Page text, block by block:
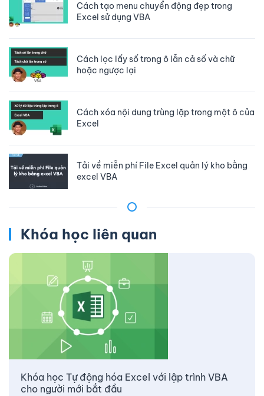
Cách tạo menu chuyển động đẹp trong
Excel sử dụng VBA
Cách lọc lấy số trong ô lẫn cả số và chữ
hoặc ngược lại
Cách xóa nội dung trùng lặp trong một ô của
Excel
Tải về miễn phí File Excel quản lý kho bằng
excel VBA
Khóa học liên quan
Khóa học Tự động hóa Excel với lập trình VBA
cho người mới bắt đầu